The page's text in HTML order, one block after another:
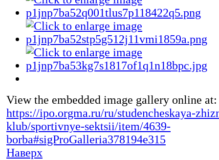
View the embedded image gallery online at:
https://ipo.orgma.ru/ru/studencheskaya-
klub/sportivnye-sektsii/item/4639-
borba#sigProGalleria378194e315
Наверх